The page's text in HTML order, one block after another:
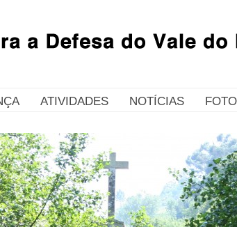
ATIVIDADES NOTÍCIAS